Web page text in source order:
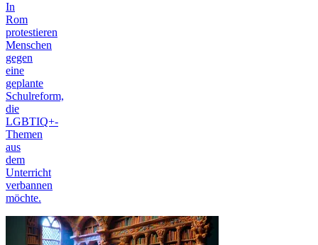
In
Rom
protestieren
Menschen
gegen
eine
geplante
Schulreform,
die
LGBTIQ+-
Themen
aus
dem
Unterricht
verbannen
möchte.